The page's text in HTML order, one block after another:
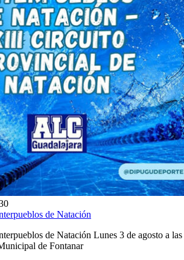
de Natación
de Natación Lunes 3 de agosto a las
de Fontanar